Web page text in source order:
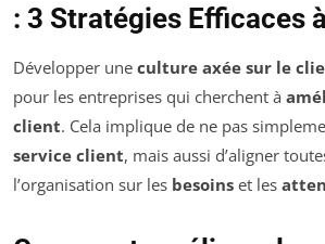
: 3 Stratégies Efficaces
Développer une culture axée sur le
pour les entreprises qui cherchent à
client. Cela implique de ne pas
service client, mais aussi d’aligner
l’organisation sur les besoins et les